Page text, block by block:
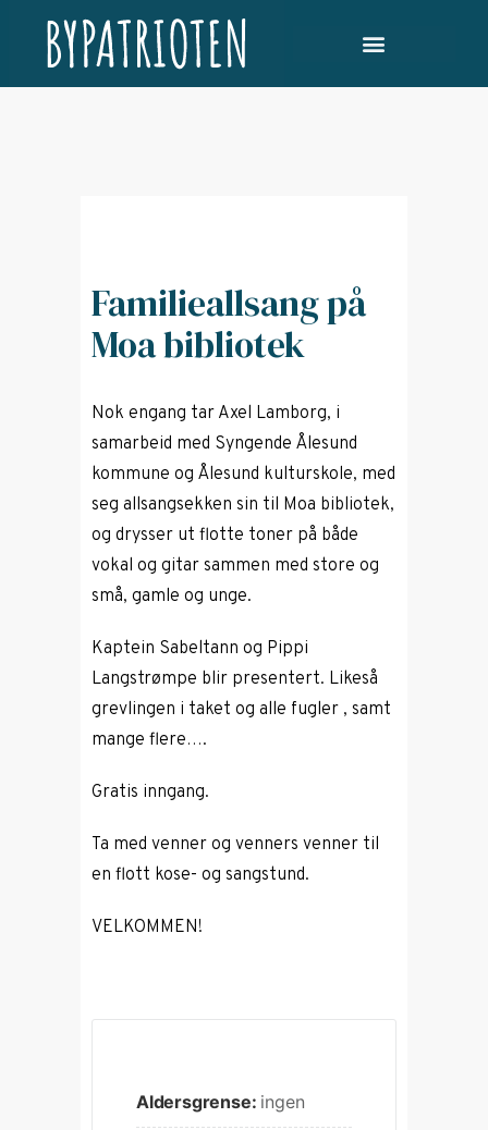
Familieallsang på
Moa bibliotek
Nok engang tar Axel Lamborg, i
samarbeid med Syngende Ålesund
kommune og Ålesund kulturskole, med
seg allsangsekken sin til Moa bibliotek,
og drysser ut flotte toner på både
vokal og gitar sammen med store og
små, gamle og unge.
Kaptein Sabeltann og Pippi
Langstrømpe blir presentert. Likeså
grevlingen i taket og alle fugler , samt
mange flere….
Gratis inngang.
Ta med venner og venners venner til
en flott kose- og sangstund.
VELKOMMEN!
Aldersgrense: ingen